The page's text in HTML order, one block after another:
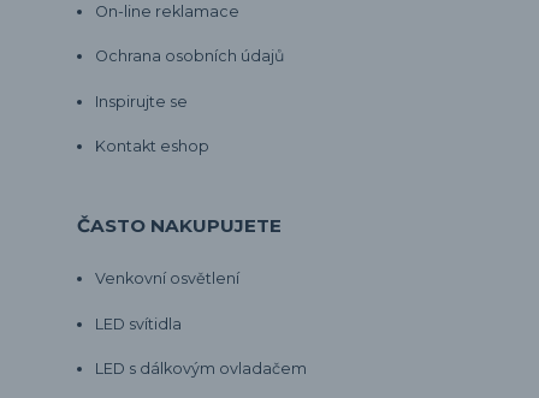
On-line reklamace
Ochrana osobních údajů
Inspirujte se
Kontakt eshop
ČASTO NAKUPUJETE
Venkovní osvětlení
LED svítidla
LED s dálkovým ovladačem